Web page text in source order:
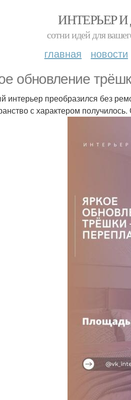
ИНТЕРЬЕР
сотни идей для
главная новости
обновление
интерьер преобразился без
с характером